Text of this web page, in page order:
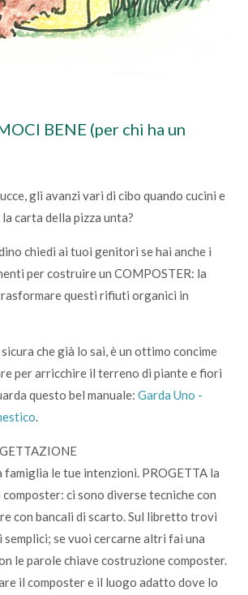
BENE (per chi ha un
gli avanzi vari di cibo quando cucini e
carta della pizza unta?
chiedi ai tuoi genitori se hai anche i
per costruire un COMPOSTER: la
questi rifiuti organici in
che già lo sai, è un ottimo concime
per arricchire il terreno di piante e fiori
questo bel manuale: Garda Uno -
.
famiglia le tue intenzioni. PROGETTA la
ci sono diverse tecniche con
con bancali di scarto. Sul libretto trovi
se vuoi cercarne altri fai una
le parole chiave costruzione composter.
il composter e il luogo adatto dove lo